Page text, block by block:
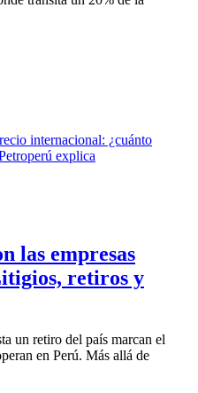
las empresas
retiros y
un retiro del país marcan el
en Perú. Más allá de